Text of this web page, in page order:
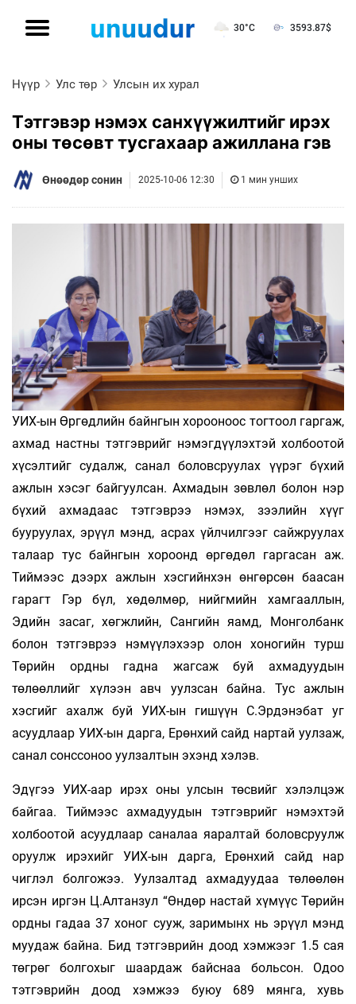
30°C 3593.87$
Нүүр Улс төр Улсын их хурал
Тэтгэвэр нэмэх санхүүжилтийг ирэх
оны төсөвт тусгахаар ажиллана гэв
Өнөөдөр сонин 2025-10-06 12:30 1 мин унших
УИХ-ын Өргөдлийн байнгын хорооноос тогтоол гаргаж,
ахмад настны тэтгэврийг нэмэгдүүлэхтэй холбоотой
хүсэлтийг судалж, санал боловсруулах үүрэг бүхий
ажлын хэсэг байгуулсан. Ахмадын зөвлөл болон нэр
бүхий ахмадаас тэтгэврээ нэмэх, зээлийн хүүг
бууруулах, эрүүл мэнд, асрах үйлчилгээг сайжруулах
талаар тус байнгын хороонд өргөдөл гаргасан аж.
Тиймээс дээрх ажлын хэсгийнхэн өнгөрсөн баасан
гарагт Гэр бүл, хөдөлмөр, нийгмийн хамгааллын,
Эдийн засаг, хөгжлийн, Сангийн яамд, Монголбанк
болон тэтгэврээ нэмүүлэхээр олон хоногийн турш
Төрийн ордны гадна жагсаж буй ахмадуудын
төлөөллийг хүлээн авч уулзсан байна. Тус ажлын
хэсгийг ахалж буй УИХ-ын гишүүн С.Эрдэнэбат уг
асуудлаар УИХ-ын дарга, Ерөнхий сайд нартай уулзаж,
санал сонссоноо уулзалтын эхэнд хэлэв.
Эдүгээ УИХ-аар ирэх оны улсын төсвийг хэлэлцэж
байгаа. Тиймээс ахмадуудын тэтгэврийг нэмэхтэй
холбоотой асуудлаар саналаа яаралтай боловсруулж
оруулж ирэхийг УИХ-ын дарга, Ерөнхий сайд нар
чиглэл болгожээ. Уулзалтад ахмадуудаа төлөөлөн
ирсэн иргэн Ц.Алтанзул “Өндөр настай хүмүүс Төрийн
ордны гадаа 37 хоног сууж, заримынх нь эрүүл мэнд
муудаж байна. Бид тэтгэврийн доод хэмжээг 1.5 сая
төгрөг болгохыг шаардаж байснаа больсон. Одоо
тэтгэврийн доод хэмжээ буюу 689 мянга, хувь